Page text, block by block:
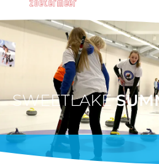
SWEETLAKE